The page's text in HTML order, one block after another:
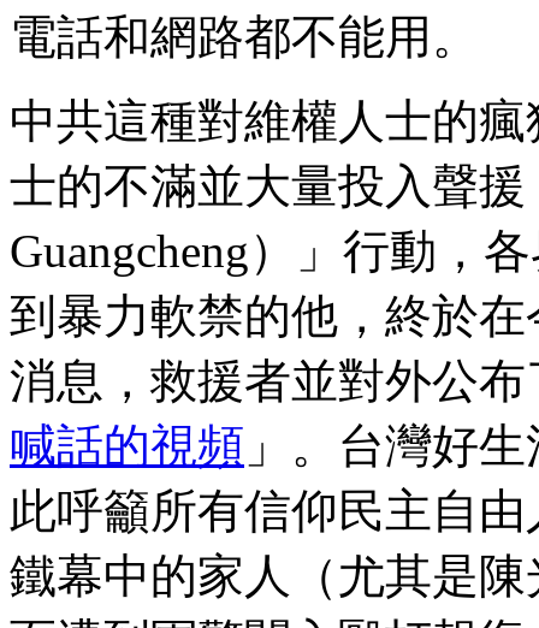
電話和網路都不能用。
中共這種對維權人士的
士的不滿並大量投入聲
Guangcheng）」行動，
到暴力軟禁的他，終於
消息，救援者並對外公布
喊話的視頻 」。台灣好
此呼籲所有信仰民主自
鐵幕中的家人（尤其是